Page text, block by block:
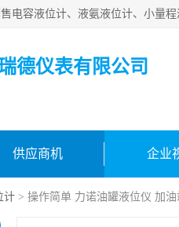
德仪表有限公司
供应商机 企业
计 > 操作简单 力诺油罐液位仪 加油